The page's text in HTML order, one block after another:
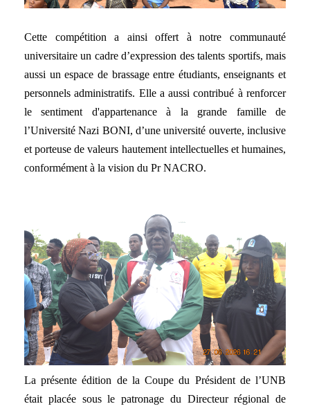
Cette compétition a ainsi offert à notre communauté
universitaire un cadre d’expression des talents sportifs, mais
aussi un espace de brassage entre étudiants, enseignants et
personnels administratifs. Elle a aussi contribué à renforcer
le sentiment d'appartenance à la grande famille de
l’Université Nazi BONI, d’une université ouverte, inclusive
et porteuse de valeurs hautement intellectuelles et humaines,
conformément à la vision du Pr NACRO.
La présente édition de la Coupe du Président de l’UNB
était placée sous le patronage du Directeur régional de